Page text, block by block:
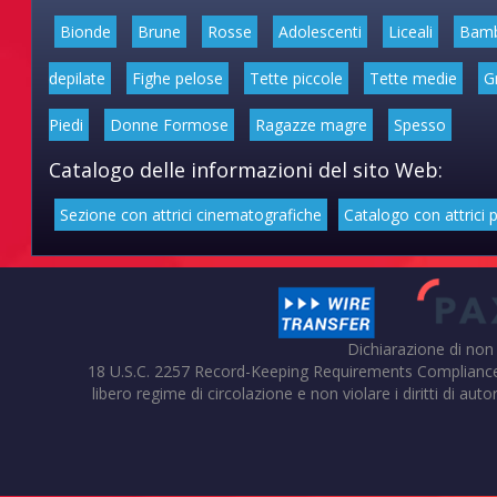
Bionde Brune Rosse Adolescenti Liceali
depilate Fighe pelose Tette piccole Tette medie
Piedi Donne Formose Ragazze magre Spesso
Catalogo delle informazioni del sito Web:
Sezione con attrici cinematografiche Catalogo con attrici
Dichiarazione di
18 U.S.C. 2257 Record-Keeping Requirements
libero regime di circolazione e non violare i diritti di